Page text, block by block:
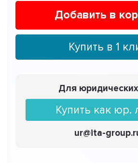
Добавить в
Купить в 1
Для
Купить как юр.
ur@ita-